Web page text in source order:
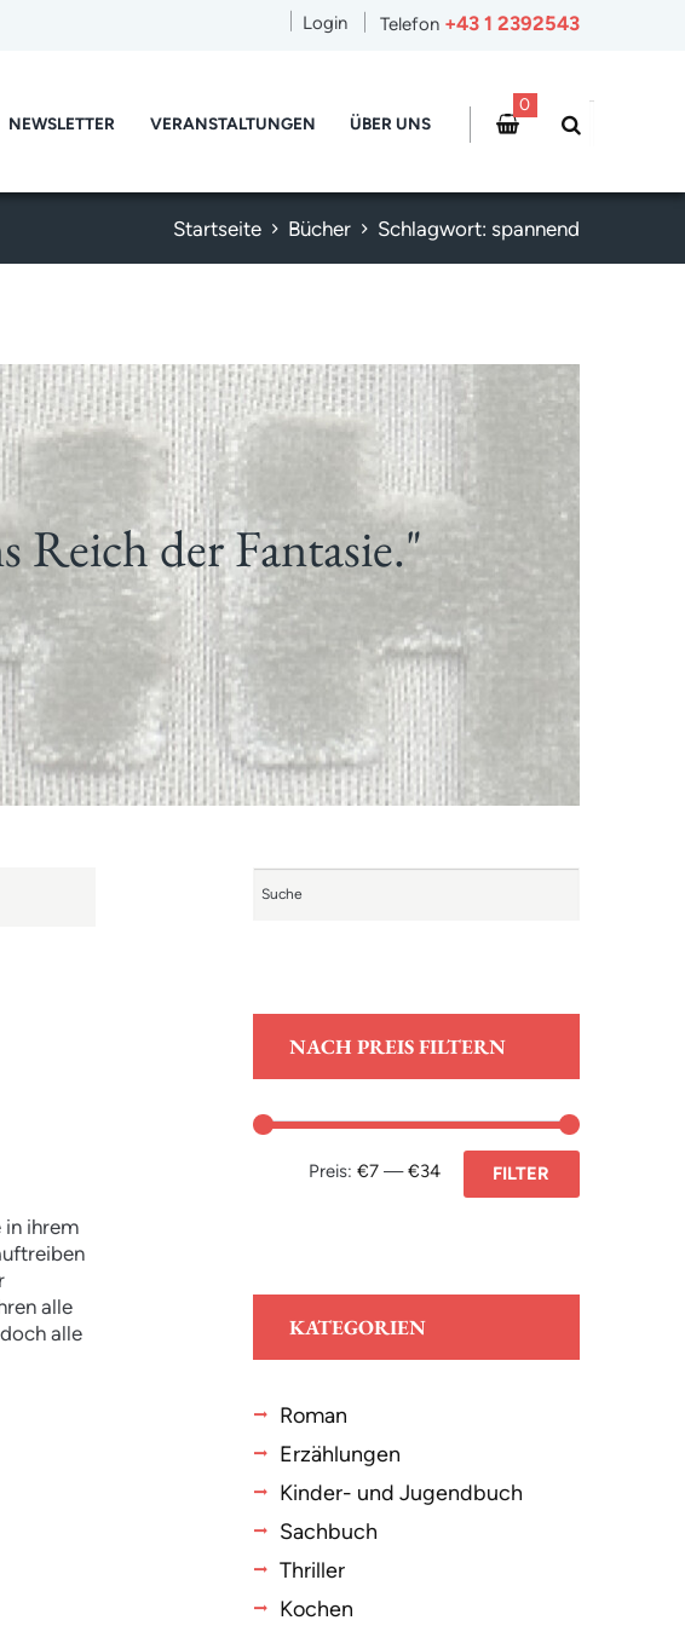
Telefon +43 1 2392543
Login
NEWSLETTER VERANSTALTUNGEN ÜBER UNS
0
Startseite Bücher Schlagwort: spannend
Reich der Fantasie."
in ihrem
alle
alle
Jahr
aus.
der
NACH PREIS FILTERN
FILTER
Preis:€7 —€34
KATEGORIEN
Roman
Erzählungen
Kinder- und Jugendbuch
Sachbuch
Thriller
Kochen